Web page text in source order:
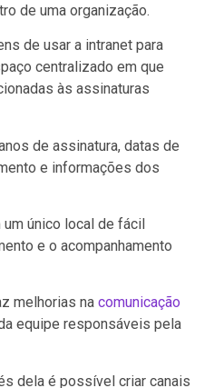
de uma organização.
de usar a intranet para
centralizado em que
às assinaturas
de assinatura, datas de
e informações dos
único local de fácil
e o acompanhamento
melhorias na comunicação
equipe responsáveis pela
dela é possível criar canais